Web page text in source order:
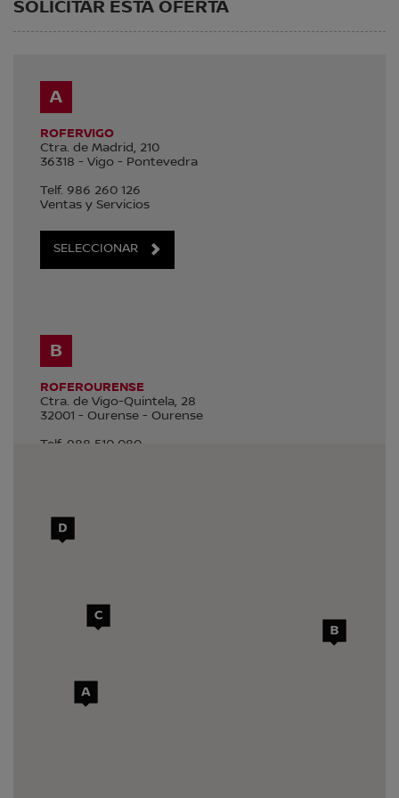
SOLICITAR ESTA OFERTA
A
ROFERVIGO
Ctra. de Madrid, 210
36318 - Vigo - Pontevedra
Telf. 986 260 126
Ventas y Servicios
SELECCIONAR
B
ROFEROURENSE
Ctra. de Vigo-Quintela, 28
32001 - Ourense - Ourense
Telf. 988 510 080
986 679 013